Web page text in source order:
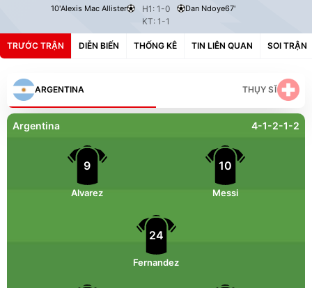
Alexis Mac Allister
10'
H1: 1-0
KT: 1-1
Dan Ndoye67'
TRƯỚC TRẬN DIỄN BIẾN THỐNG KÊ TIN LIÊN QUAN SOI TRẬN
ARGENTINA THỤY SĨ
Argentina 4-1-2-1-2
9
Alvarez
10
Messi
24
Fernandez